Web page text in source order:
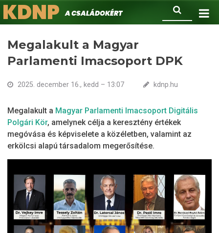
Ugrás
a
Keresés
KDNPA családokért.
Megalakult a Magyar
Parlamenti Imacsoport DPK
2025. december 16., kedd – 13:07 kdnp.hu
Megalakult a Magyar Parlamenti Imacsoport Digitális
Polgári Kör, amelynek célja a keresztény értékek
megóvása és képviselete a közéletben, valamint az
erkölcsi alapú társadalom megerősítése.